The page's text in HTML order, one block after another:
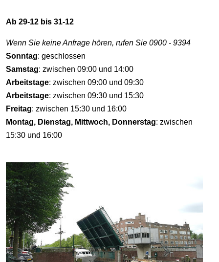
Ab 29-12 bis 31-12
Wenn Sie keine Anfrage hören, rufen Sie 0900 - 9394
Sonntag: geschlossen
Samstag: zwischen 09:00 und 14:00
Arbeitstage: zwischen 09:00 und 09:30
Arbeitstage: zwischen 09:30 und 15:30
Freitag: zwischen 15:30 und 16:00
Montag, Dienstag, Mittwoch, Donnerstag: zwischen
15:30 und 16:00